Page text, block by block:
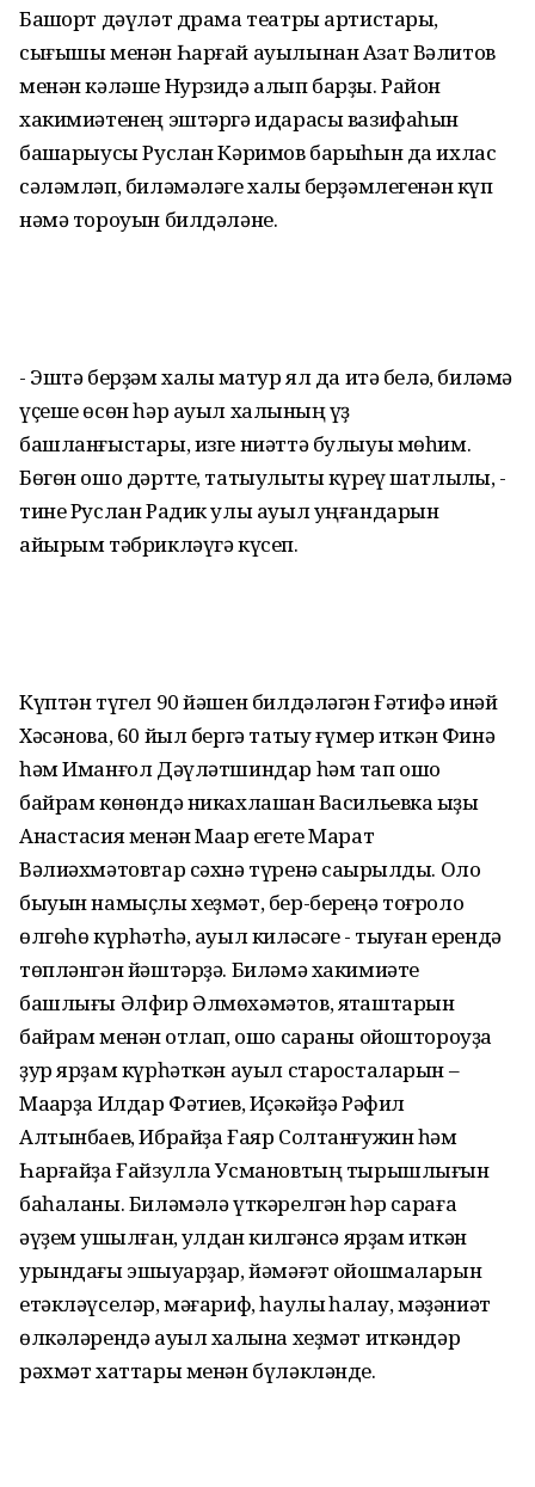
Башҡорт дәүләт драма театры артистары,
сығышы менән Һарғай ауылынан Азат Вәлитов
менән кәләше Нурзидә алып барҙы. Район
хакимиәтенең эштәргә идарасы вазифаһын
башҡарыусы Руслан Кәримов барыһын да ихлас
сәләмләп, биләмәләге халыҡ берҙәмлегенән күп
нәмә тороуын билдәләне.
- Эштә берҙәм халыҡ матур ял да итә белә, биләмә
үҫеше өсөн һәр ауыл халҡының үҙ
башланғыстары, изге ниәттә булыуы мөһим.
Бөгөн ошо дәртте, татыулыҡты күреү шатлыҡлы, -
тине Руслан Радик улы ауыл уңғандарын
айырым тәбрикләүгә күсеп.
Күптән түгел 90 йәшен билдәләгән Ғәтифә инәй
Хәсәнова, 60 йыл бергә татыу ғүмер иткән Финә
һәм Иманғол Дәүләтшиндар һәм тап ошо
байрам көнөндә никахлашҡан Васильевка ҡыҙы
Анастасия менән Маҡар егете Марат
Вәлиәхмәтовтар сәхнә түренә саҡырылды. Оло
быуын намыҫлы хеҙмәт, бер-береңә тоғролоҡ
өлгөһө күрһәтһә, ауыл киләсәге - тыуған ерендә
төпләнгән йәштәрҙә. Биләмә хакимиәте
башлығы Әлфир Әлмөхәмәтов, яҡташтарын
байрам менән ҡотлап, ошо сараны ойоштороуҙа
ҙур ярҙам күрһәткән ауыл старосталарын –
Маҡарҙа Илдар Фәтиев, Иҫәкәйҙә Рәфил
Алтынбаев, Ибрайҙа Ғаяр Солтанғужин һәм
Һарғайҙа Ғайзулла Усмановтың тырышлығын
баһаланы. Биләмәлә үткәрелгән һәр сараға
әүҙем ҡушылған, ҡулдан килгәнсә ярҙам иткән
урындағы эшҡыуарҙар, йәмәғәт ойошмаларын
етәкләүселәр, мәғариф, һаулыҡ һаҡлау, мәҙәниәт
өлкәләрендә ауыл халҡына хеҙмәт иткәндәр
рәхмәт хаттары менән бүләкләнде.